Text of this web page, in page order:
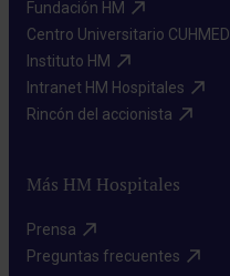
Fundación HM​
Centro Universitario CUHMED​
Instituto HM​
Intranet HM Hospitales​
Rincón del accionista​
Más HM Hospitales
Prensa​
Preguntas frecuentes​